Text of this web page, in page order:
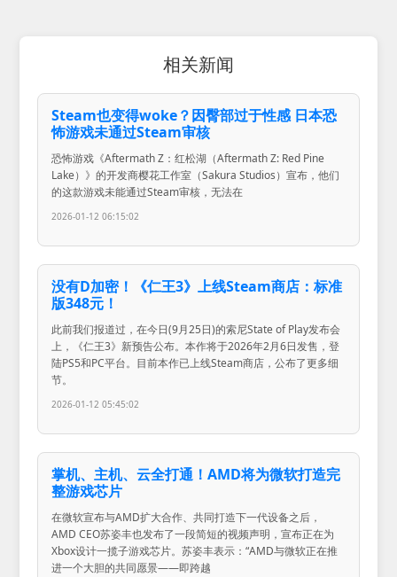
相关新闻
Steam也变得woke？因臀部过于性感 日本恐
怖游戏未通过Steam审核
恐怖游戏《Aftermath Z：红松湖（Aftermath Z: Red Pine
Lake）》的开发商樱花工作室（Sakura Studios）宣布，他们
的这款游戏未能通过Steam审核，无法在
2026-01-12 06:15:02
没有D加密！《仁王3》上线Steam商店：标准
版348元！
此前我们报道过，在今日(9月25日)的索尼State of Play发布会
上，《仁王3》新预告公布。本作将于2026年2月6日发售，登
陆PS5和PC平台。目前本作已上线Steam商店，公布了更多细
节。
2026-01-12 05:45:02
掌机、主机、云全打通！AMD将为微软打造完
整游戏芯片
在微软宣布与AMD扩大合作、共同打造下一代设备之后，
AMD CEO苏姿丰也发布了一段简短的视频声明，宣布正在为
Xbox设计一揽子游戏芯片。苏姿丰表示：“AMD与微软正在推
进一个大胆的共同愿景——即跨越